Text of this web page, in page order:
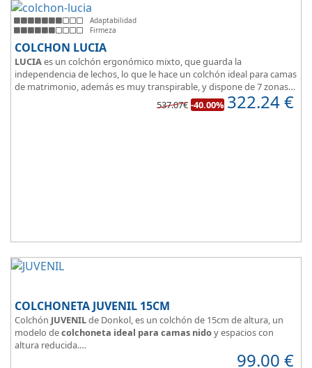
Adaptabilidad
Firmeza
COLCHON LUCIA
LUCIAes un colchón ergonómico mixto, que guarda la
independencia de lechos, lo que le hace un colchón ideal para camas
de matrimonio, además es muy transpirable, y dispone de 7 zonas
537.07€ -40.00% 322.24€
COLCHONETA JUVENIL 15CM
Colchón JUVENILde Donkol, es un colchón de 15cm de altura, un
modelo decolchoneta ideal para camas nidoy espacios con
altura reducida.
99.00 €